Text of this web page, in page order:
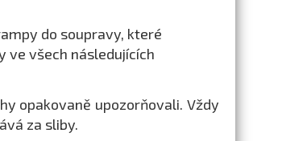
do soupravy, které
ve všech následujících
opakovaně upozorňovali. Vždy
za sliby.